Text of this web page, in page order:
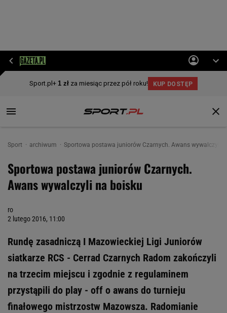
Sport archiwum Sportowa postawa juniorów Czarnych. Awans wywalczyli
Sportowa postawa juniorów Czarnych.
Awans wywalczyli na boisku
ro
2 lutego 2016, 11:00
Rundę zasadniczą I Mazowieckiej Ligi Juniorów
siatkarze RCS - Cerrad Czarnych Radom zakończyli
na trzecim miejscu i zgodnie z regulaminem
przystąpili do play - off o awans do turnieju
finałowego mistrzostw Mazowsza. Radomianie